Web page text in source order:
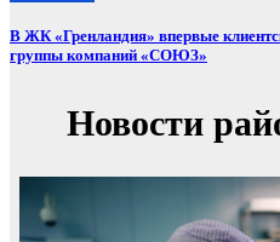
В ЖК «Гренландия» впервые
группы компаний «СОЮЗ»